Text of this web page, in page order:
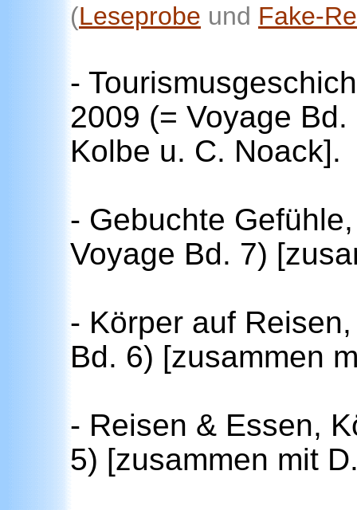
(Leseprobe und Fake-
-
2009 (= Voyage
Kolbe u. C. Noack].
- Gebuchte
Voyage Bd. 7)
- Körper auf
Bd. 6) [zusammen
- Reisen & Essen,
5) [zusammen mit